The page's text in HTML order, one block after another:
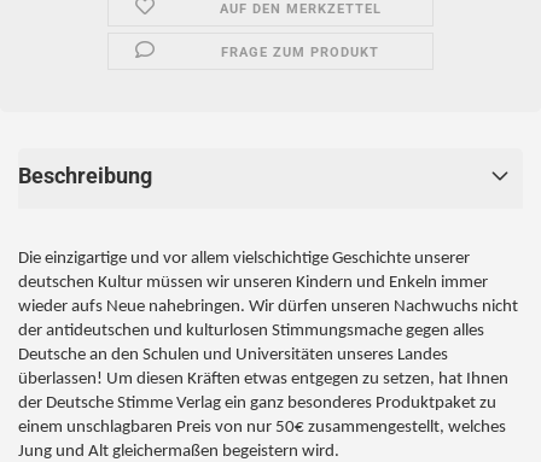
AUF DEN MERKZETTEL
FRAGE ZUM PRODUKT
Beschreibung
Die einzigartige und vor allem vielschichtige Geschichte unserer
deutschen Kultur müssen wir unseren Kindern und Enkeln immer
wieder aufs Neue nahebringen. Wir dürfen unseren Nachwuchs nicht
der antideutschen und kulturlosen Stimmungsmache gegen alles
Deutsche an den Schulen und Universitäten unseres Landes
überlassen! Um diesen Kräften etwas entgegen zu setzen, hat Ihnen
der Deutsche Stimme Verlag ein ganz besonderes Produktpaket zu
einem unschlagbaren Preis von nur 50€ zusammengestellt, welches
Jung und Alt gleichermaßen begeistern wird.